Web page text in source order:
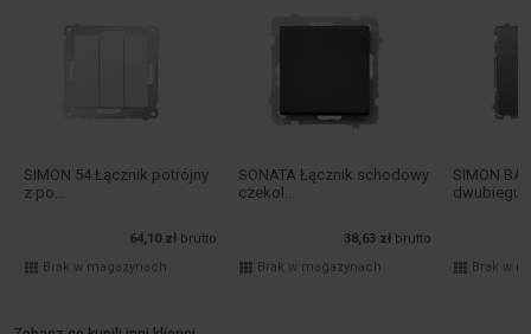
SIMON 54 Łącznik potrójny
z po...
64,10 zł
brutto
Brak w magazynach
SONATA Łącznik schodowy
czekol...
38,63 zł
brutto
Brak w magazynach
SIMON
Brak w